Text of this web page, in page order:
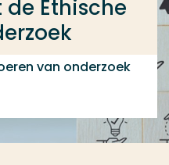
Ethische
van onderzoek